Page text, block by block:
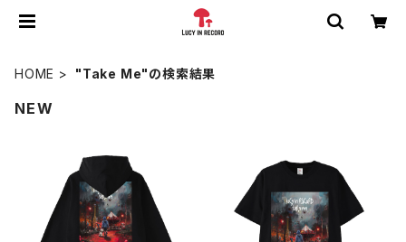
HOME "Take Me"の検索結果
NEW